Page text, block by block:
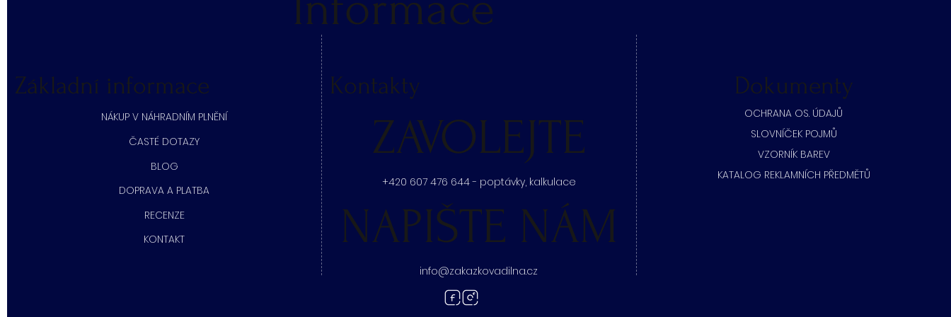
Kontakty
ZAVOLEJTE
+420 607 476 644 - poptávky, kalkulace
NAPIŠTE NÁM
info@zakazkovadilna.cz
Dokumenty
​OCHRANA OS. ÚDAJŮ
SLOVNÍČEK POJMŮ
​VZORNÍK BAREV
KATALOG REKLAMNÍCH PŘEDMĚTŮ
Základní informace
NÁKUP V NÁHRADNÍM PLNĚNÍ
ČASTÉ DOTAZY
BLOG
DOPRAVA A PLATBA
RECENZE
KONTAKT